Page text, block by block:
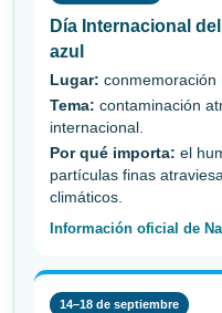
Día Internacional
azul
Lugar: conmemoración
Tema: contaminación
internacional.
Por qué importa: el
partículas finas
climáticos.
Información oficial de
14–18 de septiembre